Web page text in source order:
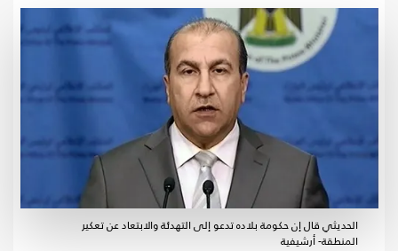
الحديثي قال إن حكومة بلاده تدعو إلى التهدئة والابتعاد عن تعكير
المنطقة- أرشيفية